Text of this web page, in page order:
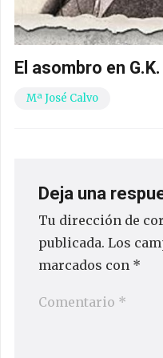
El asombro en
Mª José Calvo
Deja una
Tu dirección de
publicada. Los
marcados con *